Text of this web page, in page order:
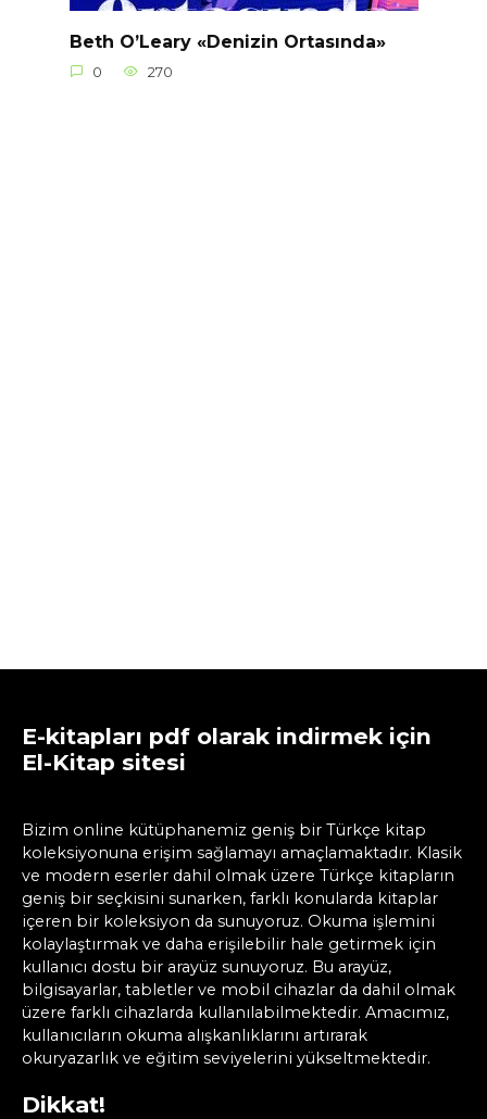
Beth O’Leary «Denizin Ortasında»
0 270
E-kitapları pdf olarak indirmek için
El-Kitap sitesi
Bizim online kütüphanemiz geniş bir Türkçe kitap
koleksiyonuna erişim sağlamayı amaçlamaktadır. Klasik
ve modern eserler dahil olmak üzere Türkçe kitapların
geniş bir seçkisini sunarken, farklı konularda kitaplar
içeren bir koleksiyon da sunuyoruz. Okuma işlemini
kolaylaştırmak ve daha erişilebilir hale getirmek için
kullanıcı dostu bir arayüz sunuyoruz. Bu arayüz,
bilgisayarlar, tabletler ve mobil cihazlar da dahil olmak
üzere farklı cihazlarda kullanılabilmektedir. Amacımız,
kullanıcıların okuma alışkanlıklarını artırarak
okuryazarlık ve eğitim seviyelerini yükseltmektedir.
Dikkat!